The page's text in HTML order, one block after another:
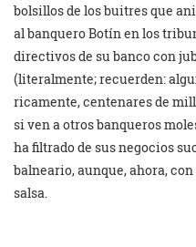
bolsillos de los buitres que
al banquero Botín en los
directivos de su banco con
(literalmente; recuerden:
ricamente, centenares de
si ven a otros banqueros
ha filtrado de sus negocios
balneario, aunque, ahora,
salsa.